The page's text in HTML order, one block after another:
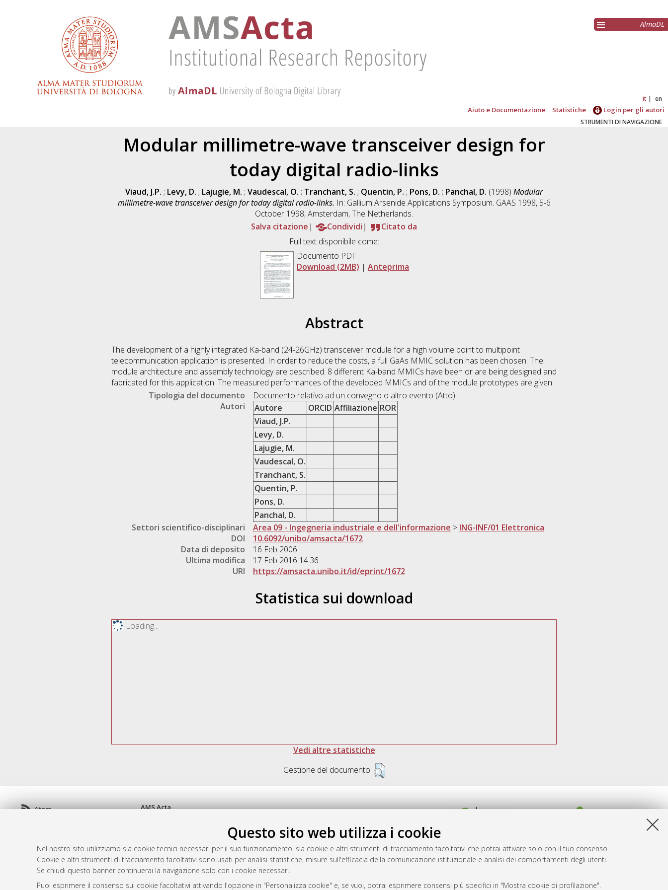
Questo sito web utilizza i cookie
Nel nostro sito utilizziamo sia cookie tecnici necessari per il suo funzionamento, sia cookie e altri strumenti di tracciamento facoltativi che potrai attivare solo con il tuo consenso.
Cookie e altri strumenti di tracciamento facoltativi sono usati per analisi statistiche, misure sull'efficacia della comunicazione istituzionale e analisi dei comportamenti degli utenti.
Se chiudi questo banner continuerai la navigazione solo con i cookie necessari.
Puoi esprimere il consenso sui cookie facoltativi attivando l'opzione in "Personalizza cookie" e, se vuoi, potrai esprimere consensi più specifici in "Mostra cookie di profilazione".
AlmaDL
it en
Aiuto e Documentazione Statistiche Login per gli autori
STRUMENTI DI NAVIGAZIONE
Modular millimetre-wave transceiver design for
today digital radio-links
Viaud, J.P. ; Levy, D. ; Lajugie, M. ; Vaudescal, O. ; Tranchant, S. ; Quentin, P. ; Pons, D. ; Panchal, D. (1998) Modular
millimetre-wave transceiver design for today digital radio-links. In: Gallium Arsenide Applications Symposium. GAAS 1998, 5-6
October 1998, Amsterdam, The Netherlands.
Salva citazione
Condividi
Citato da
Full text disponibile come:
Documento PDF
Download (2MB) | Anteprima
Abstract
The development of a highly integrated Ka-band (24-26GHz) transceiver module for a high volume point to multipoint
telecommunication application is presented. In order to reduce the costs, a full GaAs MMIC solution has been chosen. The
module architecture and assembly technology are described. 8 different Ka-band MMICs have been or are being designed and
fabricated for this application. The measured performances of the developed MMICs and of the module prototypes are given.
Tipologia del documento
Documento relativo ad un convegno o altro evento (Atto)
Autori
Autore ORCID Affiliazione ROR
Viaud, J.P.
Levy, D.
Lajugie, M.
Vaudescal, O.
Tranchant, S.
Quentin, P.
Pons, D.
Panchal, D.
Settori scientifico-disciplinari
Area 09 - Ingegneria industriale e dell'informazione > ING-INF/01 Elettronica
DOI
10.6092/unibo/amsacta/1672
Data di deposito
16 Feb 2006
Ultima modifica
17 Feb 2016 14:36
URI
https://amsacta.unibo.it/id/eprint/1672
Statistica sui download
Loading...
Vedi altre statistiche
Gestione del documento:
Atom
AMS Acta
doi.org/10.17616/R3P19R
Servizio implementato e gestito da
AlmaDL
Impostazioni Cookie
Informativa sulla privacy
Condizioni d'uso del sito